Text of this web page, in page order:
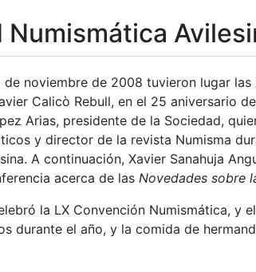
Numismática
noviembre de 2008 tuvieron lugar
Calicò Rebull, en el 25 aniversario
Arias, presidente de la Sociedad,
y director de la revista Numisma
A continuación, Xavier Sanahuja
acerca de las Novedades sobre
la LX Convención Numismática, y
durante el año, y la comida de